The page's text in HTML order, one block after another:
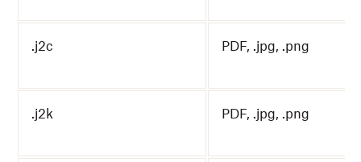
.j2c PDF, .jpg, .png
.j2k PDF, .jpg, .png